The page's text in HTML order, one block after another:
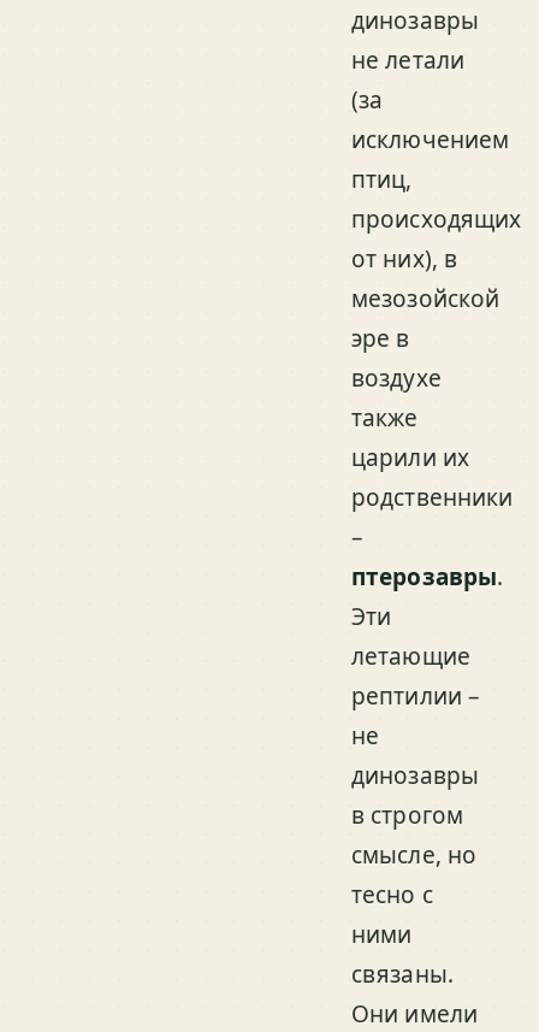
динозавры
не летали
(за
исключением
птиц,
происходящих
от них), в
мезозойской
эре в
воздухе
также
царили их
родственники
–
птерозавры.
Эти
летающие
рептилии –
не
динозавры
в строгом
смысле, но
тесно с
ними
связаны.
Они имели